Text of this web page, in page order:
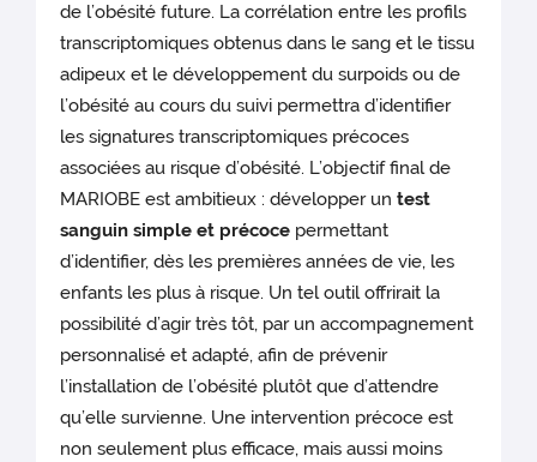
de l’obésité future. La corrélation entre les profils
transcriptomiques obtenus dans le sang et le tissu
adipeux et le développement du surpoids ou de
l’obésité au cours du suivi permettra d’identifier
les signatures transcriptomiques précoces
associées au risque d’obésité. L’objectif final de
MARIOBE est ambitieux : développer untest
sanguin simple et précoce permettant
d’identifier, dès les premières années de vie, les
enfants les plus à risque. Un tel outil offrirait la
possibilité d’agir très tôt, par un accompagnement
personnalisé et adapté, afin de prévenir
l’installation de l’obésité plutôt que d’attendre
qu’elle survienne. Une intervention précoce est
non seulement plus efficace, mais aussi moins